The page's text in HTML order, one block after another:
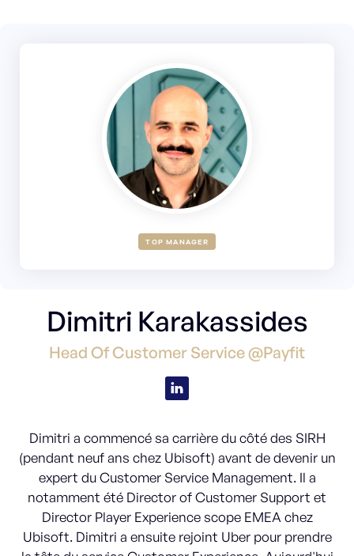
TOP MANAGER
Dimitri Karakassides
Head Of Customer Service @Payfit
Dimitri a commencé sa carrière du côté des SIRH
(pendant neuf ans chez Ubisoft) avant de devenir un
expert du Customer Service Management. Il a
notamment été Director of Customer Support et
Director Player Experience scope EMEA chez
Ubisoft. Dimitri a ensuite rejoint Uber pour prendre